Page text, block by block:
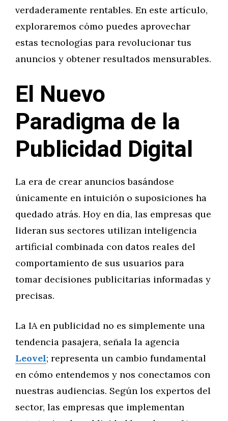
verdaderamente rentables. En este artículo,
exploraremos cómo puedes aprovechar
estas tecnologías para revolucionar tus
anuncios y obtener resultados mensurables.
El Nuevo
Paradigma de la
Publicidad Digital
La era de crear anuncios basándose
únicamente en intuición o suposiciones ha
quedado atrás. Hoy en día, las empresas que
lideran sus sectores utilizan inteligencia
artificial combinada con datos reales del
comportamiento de sus usuarios para
tomar decisiones publicitarias informadas y
precisas.
La IA en publicidad no es simplemente una
tendencia pasajera, señala la agencia
Leovel; representa un cambio fundamental
en cómo entendemos y nos conectamos con
nuestras audiencias. Según los expertos del
sector, las empresas que implementan